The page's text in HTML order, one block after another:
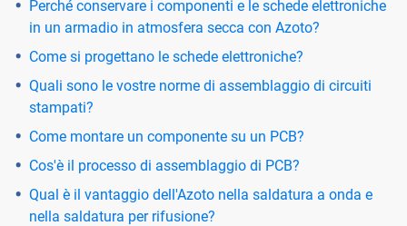
Perché conservare i componenti e le schede elettroniche
in un armadio in atmosfera secca con Azoto?
Come si progettano le schede elettroniche?
Quali sono le vostre norme di assemblaggio di circuiti
stampati?
Come montare un componente su un PCB?
Cos'è il processo di assemblaggio di PCB?
Qual è il vantaggio dell'Azoto nella saldatura a onda e
nella saldatura per rifusione?